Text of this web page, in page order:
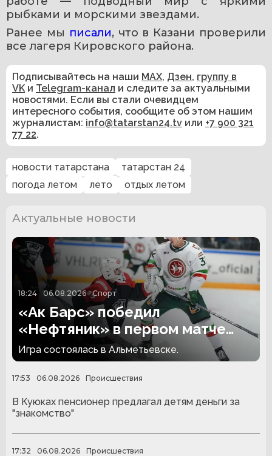
рыбками и морскими звездами.
Ранее мы писали, что в Казани проверили
все лагеря Кировского района.
Подписывайтесь на наши MAX, Дзен, группу в
VK и Telegram-канал и следите за актуальными
новостями. Если вы стали очевидцем
интересного события, сообщите об этом нашим
журналистам: info@tatarstan24.tv или +7 900 321
77 22.
новости татарстана
татарстан 24
погода летом
лето отдых летом
Актуальные новости
18:24 06.08.2026 Спорт
«Ак Барс» победил
«Нефтяник» в первом матче
сезона
Игра состоялась в Альметьевске.
17:53 06.08.2026 Происшествия
В Куюках пенсионер предлагал детям деньги за
"знакомство"
17:32 06.08.2026 Происшествия